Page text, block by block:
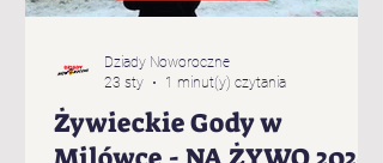
Żywieckie Gody w
Dziady Noworoczne
23 sty
1 minut(y) czytania